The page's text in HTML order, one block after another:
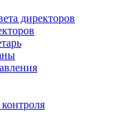
директоров